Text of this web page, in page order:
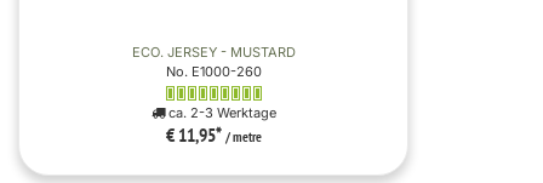
ECO. JERSEY - MUSTARD
No. E1000-260
ca. 2-3 Werktage
€ 11,95* / metre